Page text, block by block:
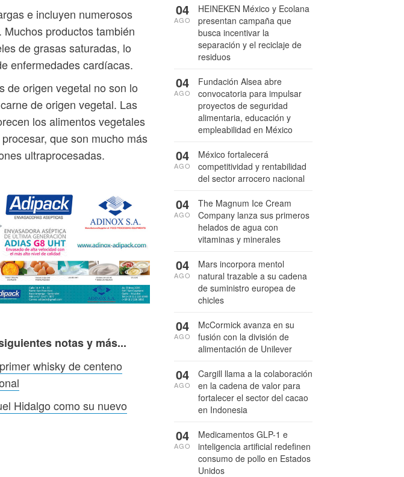
e incluyen numerosos
productos también
de grasas saturadas, lo
enfermedades cardíacas.
de origen vegetal no son lo
de origen vegetal. Las
los alimentos vegetales
que son mucho más
ultraprocesadas.
notas y más...
whisky de centeno
Hidalgo como su nuevo
HEINEKEN México y Ecolana
presentan campaña que
busca incentivar la
separación y el reciclaje de
residuos
04
AGO
Fundación Alsea abre
convocatoria para impulsar
proyectos de seguridad
alimentaria, educación y
empleabilidad en México
04
AGO
México fortalecerá
competitividad y rentabilidad
del sector arrocero nacional
04
AGO
The Magnum Ice Cream
Company lanza sus primeros
helados de agua con
vitaminas y minerales
04
AGO
Mars incorpora mentol
natural trazable a su cadena
de suministro europea de
chicles
04
AGO
McCormick avanza en su
fusión con la división de
alimentación de Unilever
04
AGO
Cargill llama a la colaboración
en la cadena de valor para
fortalecer el sector del cacao
en Indonesia
04
AGO
Medicamentos GLP-1 e
inteligencia artificial redefinen
consumo de pollo en Estados
Unidos
04
AGO